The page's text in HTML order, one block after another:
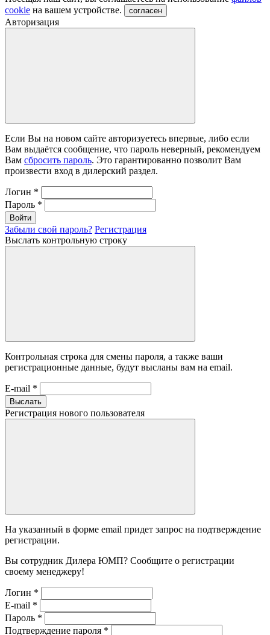
cookie на вашем устройстве. согласен
Авторизация
Если Вы на новом сайте авторизуетесь впервые, либо если
Вам выдаётся сообщение, что пароль неверный, рекомендуем
Вам сбросить пароль. Это гарантированно позволит Вам
произвести вход в дилерский раздел.
Логин *
Пароль *
Войти
Забыли свой пароль? Регистрация
Выслать контрольную строку
Контрольная строка для смены пароля, а также ваши
регистрационные данные, будут высланы вам на email.
E-mail *
Выслать
Регистрация нового пользователя
На указанный в форме email придет запрос на подтверждение
регистрации.
Вы сотрудник Дилера ЮМП? Сообщите о регистрации
своему менеджеру!
Логин *
E-mail *
Пароль *
Подтверждение пароля *